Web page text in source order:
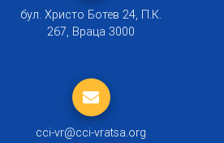
бул. Христо Ботев 24, П.К.
267, Враца 3000
cci-vr@cci-vratsa.org